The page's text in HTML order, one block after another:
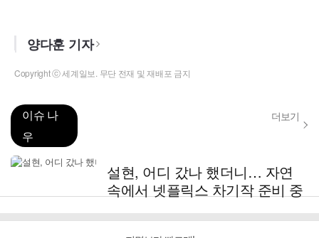
양다훈 기자
Copyright ⓒ 세계일보. 무단 전재 및 재배포 금지
이슈 나
우
더보기
설현, 어디 갔나 했더니… 자연
속에서 넷플릭스 차기작 준비 중